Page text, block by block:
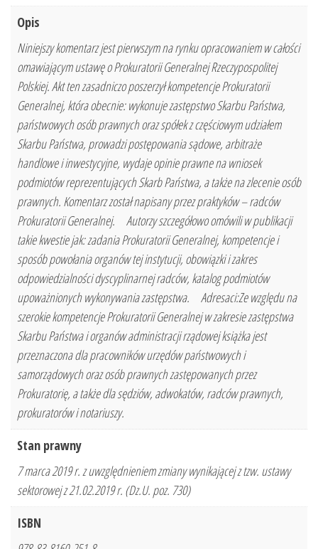
Opis
Niniejszy komentarz jest pierwszym na rynku opracowaniem w całości
omawiającym ustawę o Prokuratorii Generalnej Rzeczypospolitej
Polskiej. Akt ten zasadniczo poszerzył kompetencje Prokuratorii
Generalnej, która obecnie: wykonuje zastępstwo Skarbu Państwa,
państwowych osób prawnych oraz spółek z częściowym udziałem
Skarbu Państwa, prowadzi postępowania sądowe, arbitraże
handlowe i inwestycyjne, wydaje opinie prawne na wniosek
podmiotów reprezentujących Skarb Państwa, a także na zlecenie osób
prawnych. Komentarz został napisany przez praktyków – radców
Prokuratorii Generalnej. Autorzy szczegółowo omówili w publikacji
takie kwestie jak: zadania Prokuratorii Generalnej, kompetencje i
sposób powołania organów tej instytucji, obowiązki i zakres
odpowiedzialności dyscyplinarnej radców, katalog podmiotów
upoważnionych wykonywania zastępstwa. Adresaci:Ze względu na
szerokie kompetencje Prokuratorii Generalnej w zakresie zastępstwa
Skarbu Państwa i organów administracji rządowej książka jest
przeznaczona dla pracowników urzędów państwowych i
samorządowych oraz osób prawnych zastępowanych przez
Prokuratorię, a także dla sędziów, adwokatów, radców prawnych,
prokuratorów i notariuszy.
Stan prawny
7 marca 2019 r. z uwzględnieniem zmiany wynikającej z tzw. ustawy
sektorowej z 21.02.2019 r. (Dz.U. poz. 730)
ISBN